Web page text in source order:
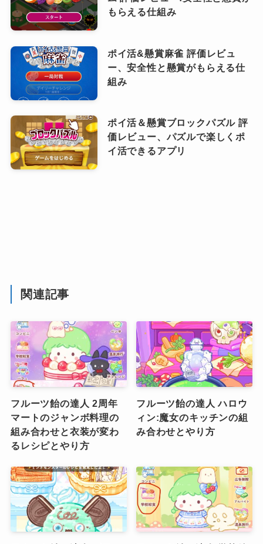
もらえる仕組み
ポイ活&懸賞麻雀 評価レビュ
ー、安全性と懸賞がもらえる仕
組み
ポイ活＆懸賞ブロックパズル 評
価レビュー、パズルで楽しくポ
イ活できるアプリ
関連記事
フルーツ飴の達人 2周年
マートのジャンボ料理の
組み合わせと衣装が変わ
るレシピとやり方
フルーツ飴の達人 ハロウ
ィン:魔女のキッチンの組
み合わせとやり方